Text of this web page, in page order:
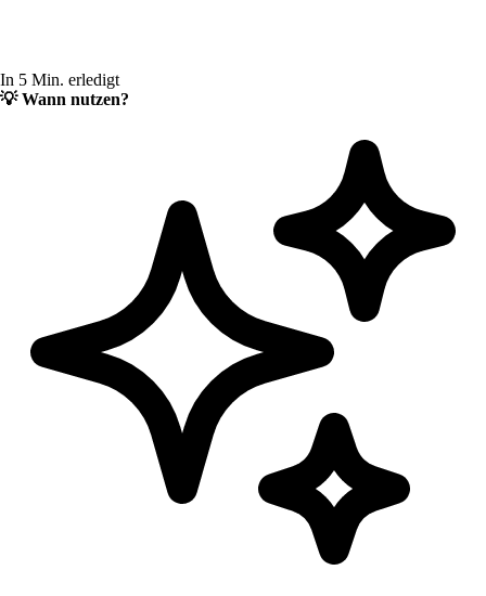
In 5 Min. erledigt
💡Wann nutzen?